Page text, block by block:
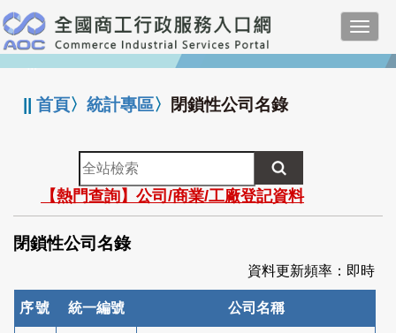
跳
到
主
要
:::
||首頁〉統計專區〉 閉鎖性公司名錄
全
站
檢
索
【熱門查詢】公司/商業/工廠登記資料
閉鎖性公司名錄
資料更新頻率：即時
序號 統一編號 公司名稱